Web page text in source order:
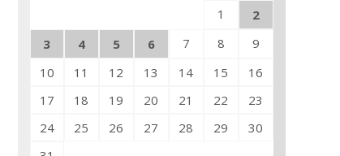
1
2
3
4 5 6 7 8
9
10
11 12 13 14 15
16
17
18 19 20 21 22
23
24
25 26 27 28 29
30